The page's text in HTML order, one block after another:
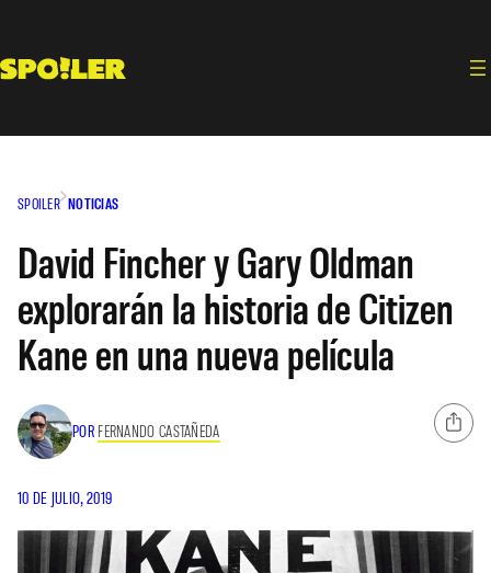
contenido
SPOILER NOTICIAS
David Fincher y Gary Oldman
explorarán la historia de Citizen
Kane en una nueva película
POR FERNANDO CASTAÑEDA
10 DE JULIO, 2019